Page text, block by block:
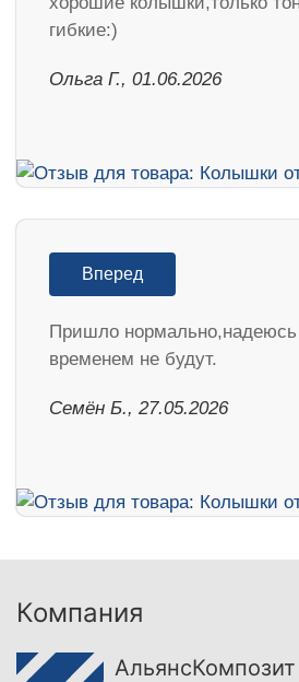
гибкие:)
Ольга Г., 01.06.2026
Вперед
Пришло нормально,надеюсь
временем не будут.
Семён Б., 27.05.2026
Компания
АльянсКомпозит